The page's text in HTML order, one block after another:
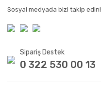
Sosyal medyada bizi takip edin!
Sipariş Destek
0 322 530 00 13